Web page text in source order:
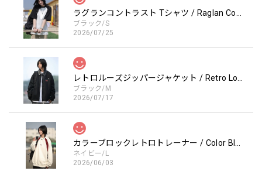
ブラック/S
2026/07/25
ブラック/M
2026/07/17
ネイビー/L
2026/06/03